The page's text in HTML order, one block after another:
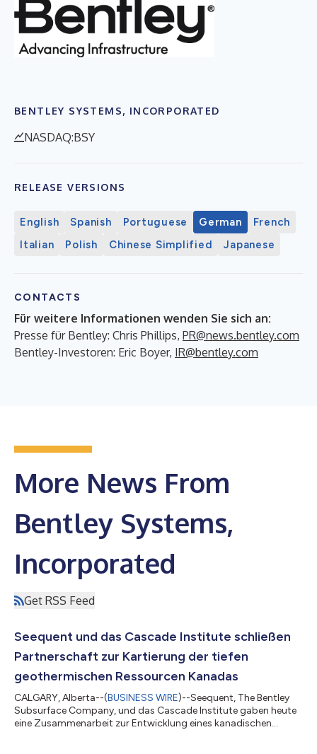
BENTLEY SYSTEMS, INCORPORATED
NASDAQ:BSY
RELEASE VERSIONS
English Spanish Portuguese German
French
Italian
Polish Chinese Simplified Japanese
CONTACTS
Für weitere Informationen wenden Sie sich an:
Presse für Bentley: Chris Phillips, PR@news.bentley.com
Bentley-Investoren: Eric Boyer, IR@bentley.com
More News From
Bentley Systems,
Incorporated
Get RSS Feed
Seequent und das Cascade Institute schließen
Partnerschaft zur Kartierung der tiefen
geothermischen Ressourcen Kanadas
CALGARY, Alberta--(BUSINESS WIRE)--Seequent, The Bentley
Subsurface Company, und das Cascade Institute gaben heute
eine Zusammenarbeit zur Entwicklung eines kanadischen